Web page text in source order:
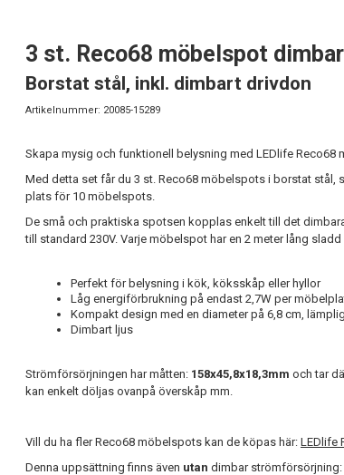
3 st. Reco68 möbelspot dimbar
Borstat stål, inkl. dimbart drivdon
Artikelnummer: 20085-15289
Skapa mysig och funktionell belysning med LEDlife
Med detta set får du 3 st. Reco68 möbelspots i borstat stål,
plats för 10 möbelspots.
De små och praktiska spotsen kopplas enkelt till det
till standard 230V. Varje möbelspot har en 2 meter lång
Perfekt för belysning i kök, köksskåp eller hyllor
Låg energiförbrukning på endast 2,7W per
Kompakt design med en diameter på 6,8 cm,
Dimbart ljus
Strömförsörjningen har måtten: 158x45,8x18,3mm och tar
kan enkelt döljas ovanpå överskåp mm.
Vill du ha fler Reco68 möbelspots kan de köpas här: LEDlife
Denna uppsättning finns även utan dimbar strömförsörjning: